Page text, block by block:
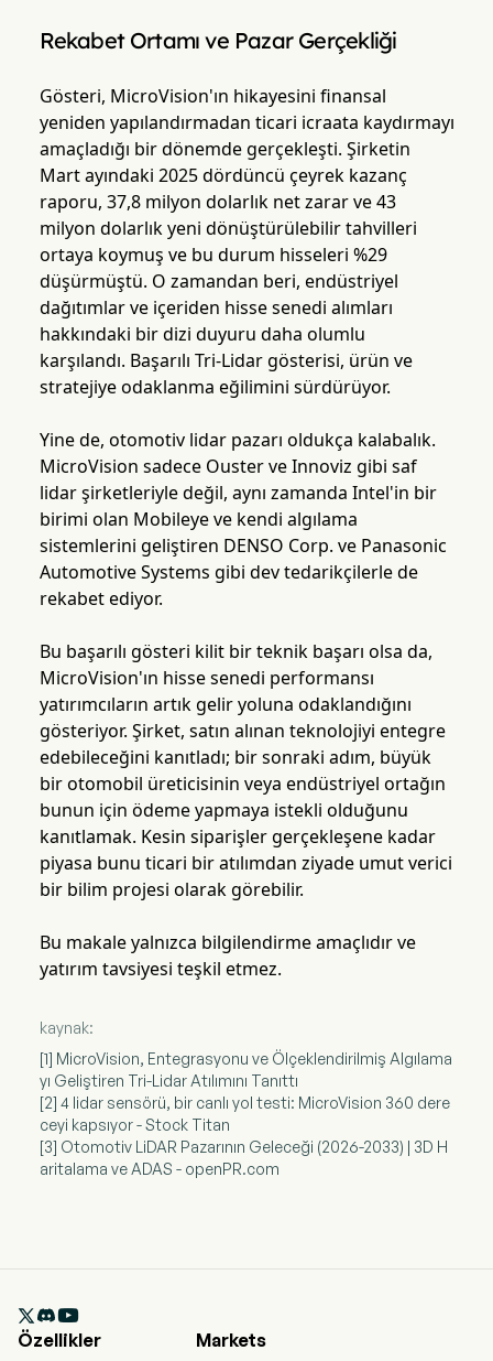
Rekabet Ortamı ve Pazar Gerçekliği
Gösteri, MicroVision'ın hikayesini finansal
yeniden yapılandırmadan ticari icraata kaydırmayı
amaçladığı bir dönemde gerçekleşti. Şirketin
Mart ayındaki 2025 dördüncü çeyrek kazanç
raporu, 37,8 milyon dolarlık net zarar ve 43
milyon dolarlık yeni dönüştürülebilir tahvilleri
ortaya koymuş ve bu durum hisseleri %29
düşürmüştü. O zamandan beri, endüstriyel
dağıtımlar ve içeriden hisse senedi alımları
hakkındaki bir dizi duyuru daha olumlu
karşılandı. Başarılı Tri-Lidar gösterisi, ürün ve
stratejiye odaklanma eğilimini sürdürüyor.
Yine de, otomotiv lidar pazarı oldukça kalabalık.
MicroVision sadece Ouster ve Innoviz gibi saf
lidar şirketleriyle değil, aynı zamanda Intel'in bir
birimi olan Mobileye ve kendi algılama
sistemlerini geliştiren DENSO Corp. ve Panasonic
Automotive Systems gibi dev tedarikçilerle de
rekabet ediyor.
Bu başarılı gösteri kilit bir teknik başarı olsa da,
MicroVision'ın hisse senedi performansı
yatırımcıların artık gelir yoluna odaklandığını
gösteriyor. Şirket, satın alınan teknolojiyi entegre
edebileceğini kanıtladı; bir sonraki adım, büyük
bir otomobil üreticisinin veya endüstriyel ortağın
bunun için ödeme yapmaya istekli olduğunu
kanıtlamak. Kesin siparişler gerçekleşene kadar
piyasa bunu ticari bir atılımdan ziyade umut verici
bir bilim projesi olarak görebilir.
Bu makale yalnızca bilgilendirme amaçlıdır ve
yatırım tavsiyesi teşkil etmez.
kaynak:
[1] MicroVision, Entegrasyonu ve Ölçeklendirilmiş Algılama
yı Geliştiren Tri-Lidar Atılımını Tanıttı
[2] 4 lidar sensörü, bir canlı yol testi: MicroVision 360 dere
ceyi kapsıyor - Stock Titan
[3] Otomotiv LiDAR Pazarının Geleceği (2026-2033) | 3D H
aritalama ve ADAS - openPR.com

Özellikler
Markets